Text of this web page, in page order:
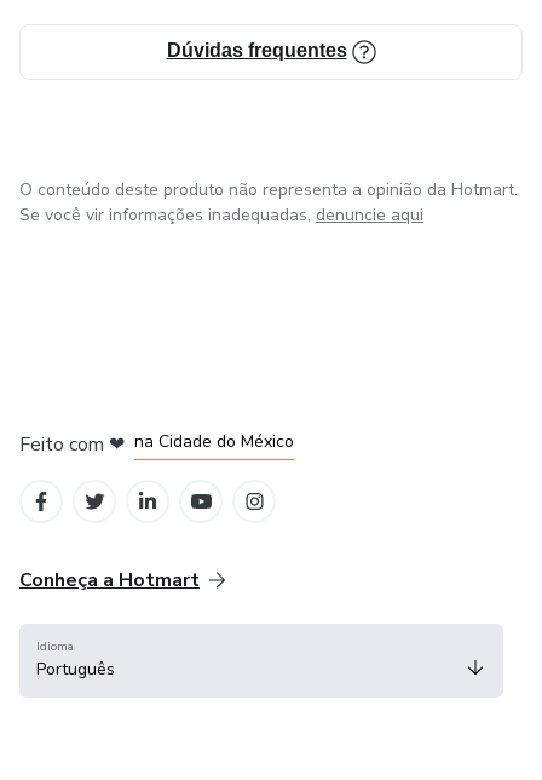
Dúvidas frequentes
O conteúdo deste produto não representa a opinião da Hotmart.
Se você vir informações inadequadas, denuncie aqui
Feito com ❤ na Cidade do México
Conheça a Hotmart
Idioma
Português